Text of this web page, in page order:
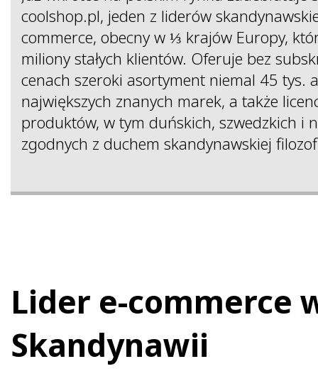
coolshop.pl, jeden z liderów
commerce, obecny w ⅓ krajów Europy,
miliony stałych klientów. Oferuje bez
cenach szeroki asortyment niemal 45 tys.
największych znanych marek, a także
produktów, w tym duńskich, szwedzkich i
zgodnych z duchem skandynawskiej
Lider e-commerce
Skandynawii